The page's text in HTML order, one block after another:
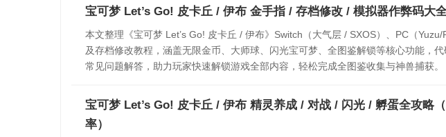
宝可梦 Let’s Go! 皮卡丘 / 伊布 金手指 / 存档修改 / 模拟器作弊码大
本文整理《宝可梦 Let’s Go! 皮卡丘 / 伊布》Switch（大气层 / SXOS）、PC（
及存档修改教程，涵盖无限金币、大师球、闪光宝可梦、全图鉴解锁等核心功能，
常见问题解答，助力玩家快速解锁游戏全部内容，轻松完成全图鉴收集与神兽捕获。
宝可梦 Let’s Go! 皮卡丘 / 伊布 精灵养成 / 对战 / 闪光 / 孵蛋全攻略
率）